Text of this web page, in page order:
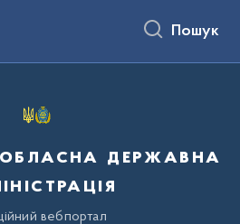
Пошук
державна
вебпортал